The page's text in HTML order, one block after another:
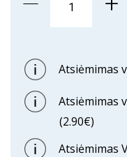
Atsiėmimas
Atsiėmimas
(2.90€)
Atsiėmimas